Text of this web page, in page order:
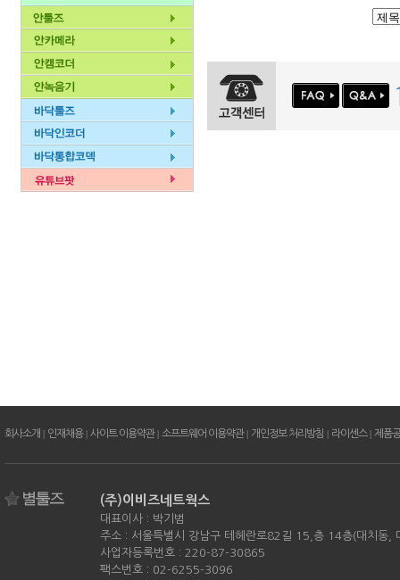
회사소개 | 인재채용| 사이트 이용약관| 소프트웨어 이용약관| 개인정보 처리방침 | 라이센스| 제품
(주)이비즈네트웍스
대표이사 : 박기범
주소 : 서울특별시 강남구 테헤란로82길 15,층 14층(대치동,
사업자등록번호 : 220-87-30865
팩스번호 : 02-6255-3096